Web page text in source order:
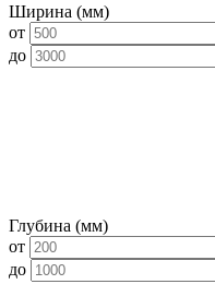
Ширина (мм)
от
до
Глубина (мм)
от
до